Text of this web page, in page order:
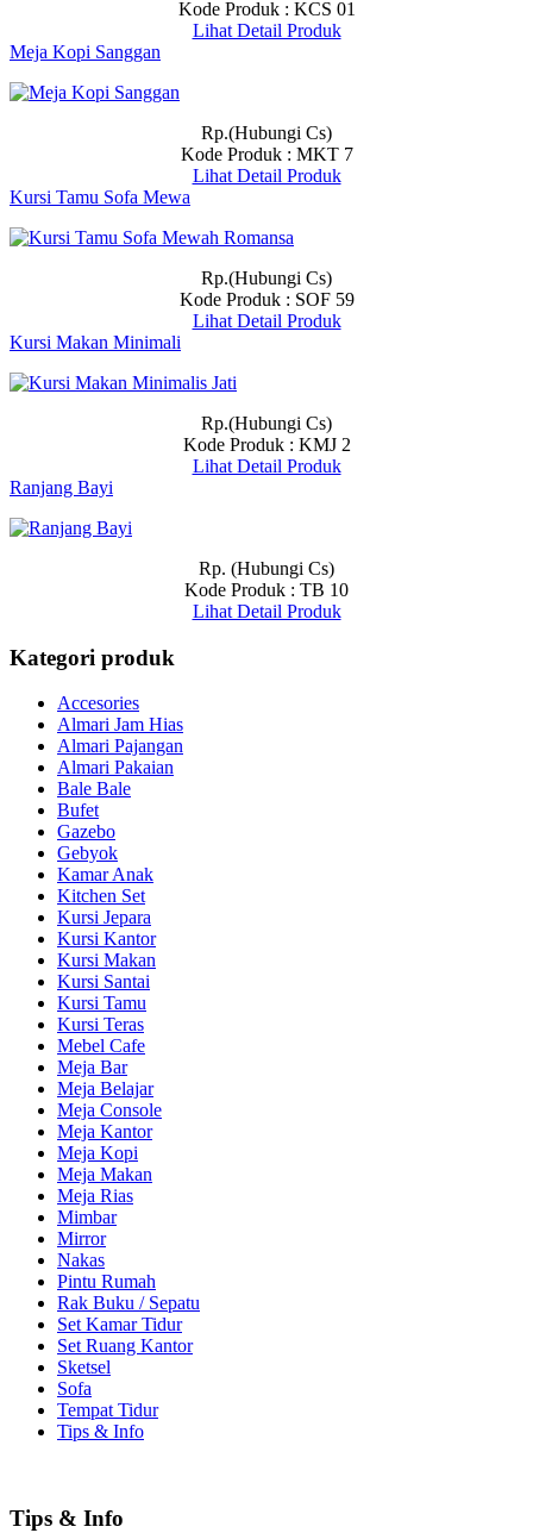
Kode Produk : KCS 01
Lihat Detail Produk
Meja Kopi Sanggan
Rp.(Hubungi Cs)
Kode Produk : MKT 7
Lihat Detail Produk
Kursi Tamu Sofa Mewa
Rp.(Hubungi Cs)
Kode Produk : SOF 59
Lihat Detail Produk
Kursi Makan Minimali
Rp.(Hubungi Cs)
Kode Produk : KMJ 2
Lihat Detail Produk
Ranjang Bayi
Rp. (Hubungi Cs)
Kode Produk : TB 10
Lihat Detail Produk
Kategori produk
Accesories
Almari Jam Hias
Almari Pajangan
Almari Pakaian
Bale Bale
Bufet
Gazebo
Gebyok
Kamar Anak
Kitchen Set
Kursi Jepara
Kursi Kantor
Kursi Makan
Kursi Santai
Kursi Tamu
Kursi Teras
Mebel Cafe
Meja Bar
Meja Belajar
Meja Console
Meja Kantor
Meja Kopi
Meja Makan
Meja Rias
Mimbar
Mirror
Nakas
Pintu Rumah
Rak Buku / Sepatu
Set Kamar Tidur
Set Ruang Kantor
Sketsel
Sofa
Tempat Tidur
Tips & Info
Tips & Info